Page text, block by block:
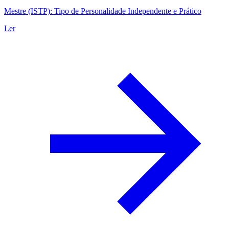
Mestre (ISTP): Tipo de Personalidade Independente e Prático
Ler